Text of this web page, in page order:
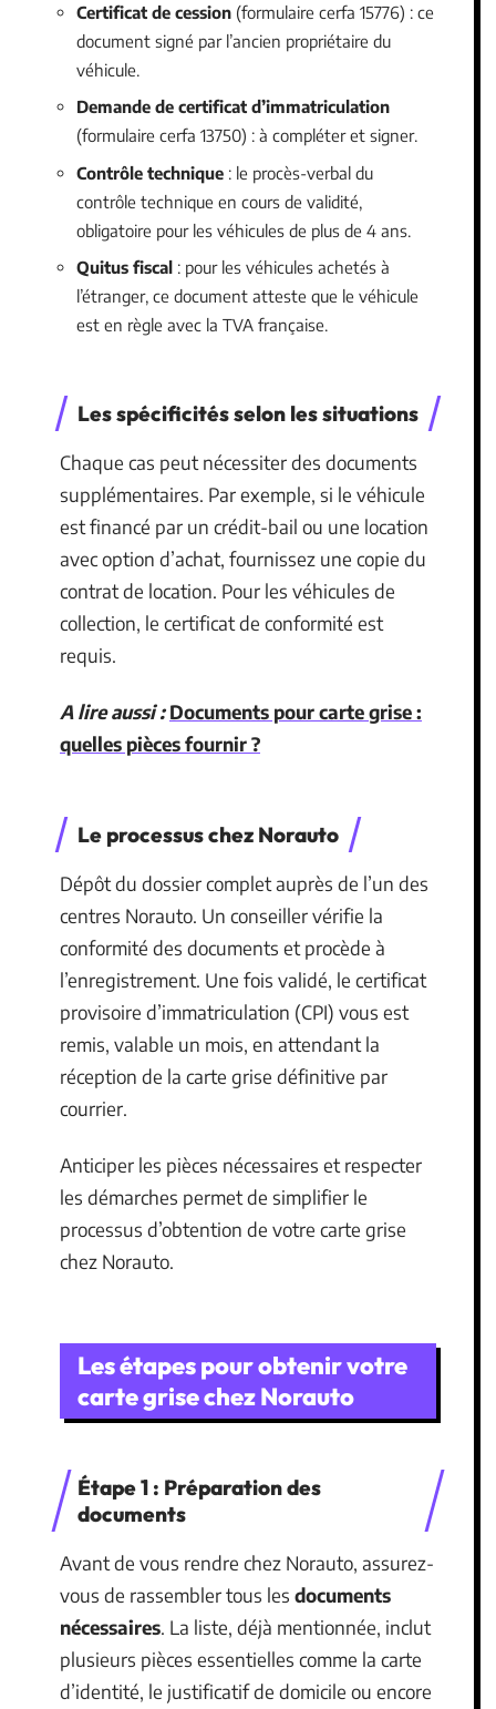
Certificat de cession (formulaire cerfa 15776) : ce
document signé par l’ancien propriétaire du
véhicule.
Demande de certificat d’immatriculation
(formulaire cerfa 13750) : à compléter et signer.
Contrôle technique : le procès-verbal du
contrôle technique en cours de validité,
obligatoire pour les véhicules de plus de 4 ans.
Quitus fiscal : pour les véhicules achetés à
l’étranger, ce document atteste que le véhicule
est en règle avec la TVA française.
Les spécificités selon les situations
Chaque cas peut nécessiter des documents
supplémentaires. Par exemple, si le véhicule
est financé par un crédit-bail ou une location
avec option d’achat, fournissez une copie du
contrat de location. Pour les véhicules de
collection, le certificat de conformité est
requis.
A lire aussi : Documents pour carte grise :
quelles pièces fournir ?
Le processus chez Norauto
Dépôt du dossier complet auprès de l’un des
centres Norauto. Un conseiller vérifie la
conformité des documents et procède à
l’enregistrement. Une fois validé, le certificat
provisoire d’immatriculation (CPI) vous est
remis, valable un mois, en attendant la
réception de la carte grise définitive par
courrier.
Anticiper les pièces nécessaires et respecter
les démarches permet de simplifier le
processus d’obtention de votre carte grise
chez Norauto.
Les étapes pour obtenir votre
carte grise chez Norauto
Étape 1 : Préparation des
documents
Avant de vous rendre chez Norauto, assurez-
vous de rassembler tous les documents
nécessaires. La liste, déjà mentionnée, inclut
plusieurs pièces essentielles comme la carte
d’identité, le justificatif de domicile ou encore